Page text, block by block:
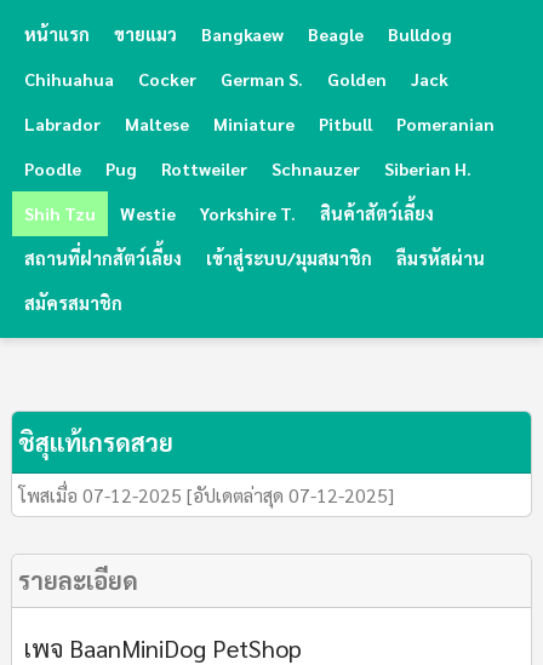
หน้าแรก ขายแมว Bangkaew Beagle Bulldog
Chihuahua Cocker German S. Golden Jack
Labrador Maltese Miniature Pitbull Pomeranian
Poodle Pug Rottweiler Schnauzer Siberian H.
Shih Tzu Westie Yorkshire T. สินค้าสัตว์เลี้ยง
สถานที่ฝากสัตว์เลี้ยง เข้าสู่ระบบ/มุมสมาชิก ลืมรหัสผ่าน
สมัครสมาชิก
ชิสุแท้เกรดสวย
โพสเมื่อ 07-12-2025 [อัปเดตล่าสุด 07-12-2025]
รายละเอียด
เพจ BaanMiniDog PetShop